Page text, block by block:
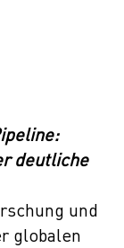
deutliche
und
globalen